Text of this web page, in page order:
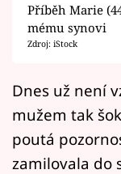
Pořady
Přihlášení
Příběh Marie
mému synovi
Zdroj: iStock
Dnes už není
mužem tak
poutá
zamilovala do